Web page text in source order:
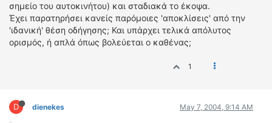
σημείο του αυτοκινήτου) και σταδιακά το έκοψα.
Έχει παρατηρήσει κανείς παρόμοιες 'αποκλίσεις' από την
'ιδανική' θέση οδήγησης; Και υπάρχει τελικά απόλυτος
ορισμός, ή απλά όπως βολεύεται ο καθένας;
1
D dienekes May 7, 2004, 9:14 AM